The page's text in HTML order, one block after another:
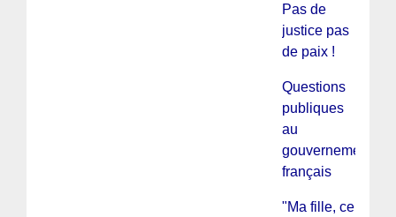
Pas de
justice pas
de paix !
Questions
publiques
au
gouvernement
français
"Ma fille, ce